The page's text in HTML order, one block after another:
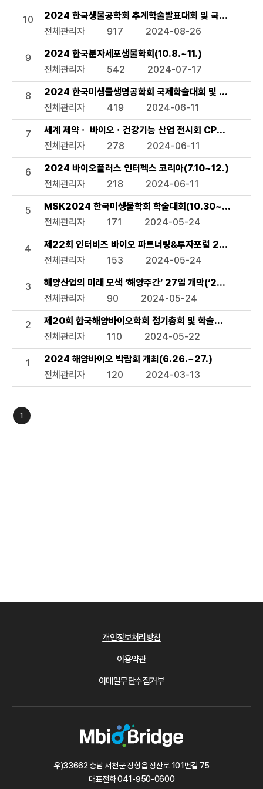
10
2024 한국생물공학회 추계학술발표대회 및 국제 심포
전체관리자
917 2024-08-26
9
2024 한국분자세포생물학회(10.8.~11.)
전체관리자
542 2024-07-17
8
2024 한국미생물생명공학회 국제학술대회 및 정기학
전체관리자
419 2024-06-11
7
세계 제약ㆍ 바이오ㆍ건강기능 산업 전시회 CPHI/ Hi
전체관리자
278 2024-06-11
6
2024 바이오플러스 인터펙스 코리아(7.10~12.)
전체관리자
218 2024-06-11
5
MSK2024 한국미생물학회 학술대회(10.30~11.1.)
전체관리자
171 2024-05-24
4
제22회 인터비즈 바이오 파트너링&투자포럼
전체관리자
153 2024-05-24
3
해양산업의 미래 모색 ‘해양주간’ 27일 개막(‘2024 해
전체관리자
90 2024-05-24
2
제20회 한국해양바이오학회 정기총회 및 학술발표회
전체관리자
110 2024-05-22
1
2024 해양바이오 박람회 개최(6.26.~27.)
전체관리자
120 2024-03-13
1
개인정보처리방침
이용약관
이메일무단수집거부
우)33662 충남 서천군 장항읍 장산로 101번길 75
대표전화041-950-0600